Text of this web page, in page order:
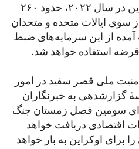
در پی تهاجم روسیه بر اوکراین در سال ۲۰۲۲، حدود ۲۶۰
سوی ایالات متحده و متحدان
از این سرمایه‌های ضبط
استفاده خواهد شد.
ملی قصر سفید در امور
گزارشدهی به خبرنگاران
سومین فصل زمستان جنگ
اقتصادی دریافت خواهد
آنی را برای اوکراین به بار خواهد